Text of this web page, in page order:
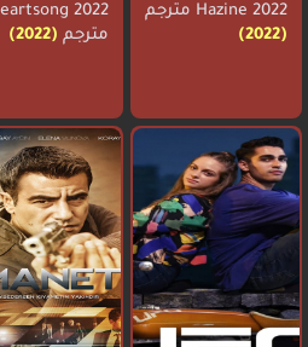
Hazine 2022 مترجم
(2022)
2022
مترجم (2022)